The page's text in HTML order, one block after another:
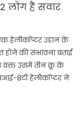
लोग हैं सवार
हेलीकॉप्टर उड़ान के
होने की संभावना बताई
वक्त उसमें तीन क्रू के
8टी हेलीकॉप्टर ने